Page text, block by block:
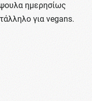
ημερησίως
για vegans.